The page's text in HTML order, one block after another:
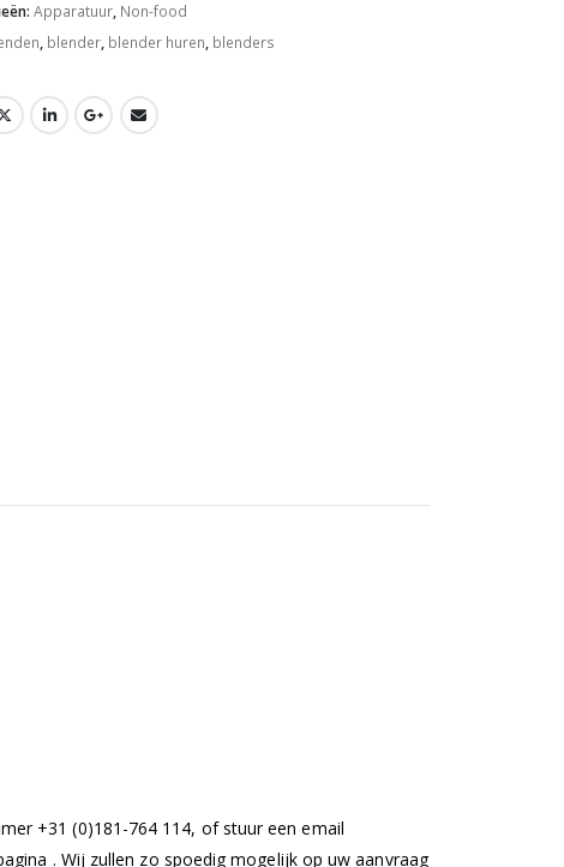
Apparatuur, Non-food
, blender, blender huren, blenders
+31 (0)181-764 114, of stuur een email
. Wij zullen zo spoedig mogelijk op uw aanvraag